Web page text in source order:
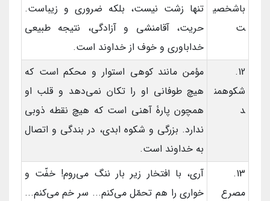
باشخصی
ت
تنها زشت نیست، بلکه ضروری و زیباست.
حریت، آقامنشی و آزادگی، نتیجه طبیعی
خداباوری و خوف از خداوند است.
12.
شکوهمن
د
مؤمن مانند کوهی استوار و محکم است که
هیچ طوفانی او را تکان نمی‌دهد و قلب او
همچون پارۀ آهنی است که هیچ نقطه ذوبی
ندارد. بزرگی و شکوه ابدی، در بندگی و اتصال
به خداوند است.
13.
مصرع
آری، با افتخار زیر بار ننگ می‌روم! خفّت و
خواری را هم تحمّل می‌کنم... سر خم می‌کنم...